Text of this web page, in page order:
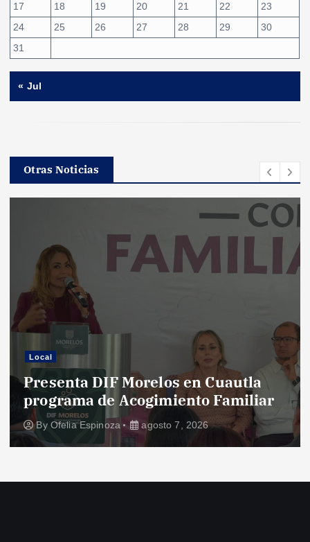
17
18 19 20 21 22
23
24
25 26 27 28 29
30
31
« Jul
Otras Noticias
Local
Presenta DIF Morelos en Cuautla
programa de Acogimiento Familiar
By Ofelia Espinoza agosto 7, 2026